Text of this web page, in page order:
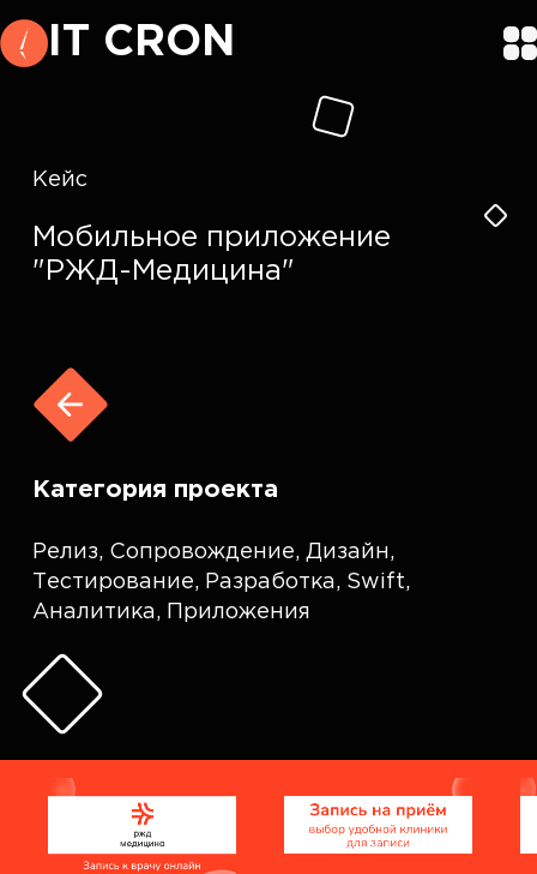
IT CRON
Кейс
Мобильное приложение
"РЖД-Медицина"
Категория проекта
Релиз, Сопровождение, Дизайн,
Тестирование, Разработка, Swift,
Аналитика, Приложения